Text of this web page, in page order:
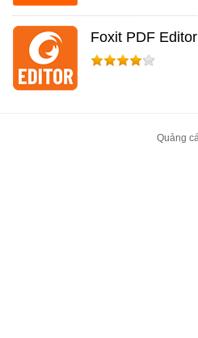
Foxit PDF Editor